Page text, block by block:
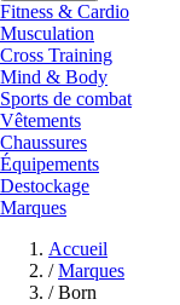
Fitness & Cardio
Musculation
Cross Training
Mind & Body
Sports de combat
Vêtements
Chaussures
Équipements
Destockage
Marques
Accueil
/ Marques
/ Born